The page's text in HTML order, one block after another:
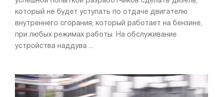
который не будет уступать по отдаче двигателю
внутреннего сгорания, который работает на бензине,
при любых режимах работы. На обслуживание
устройства наддува ...